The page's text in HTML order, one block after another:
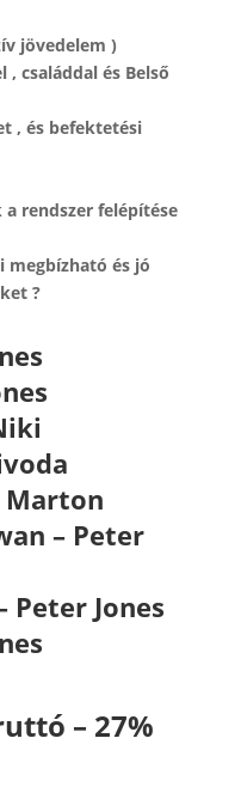
jövedelem )
, családdal és Belső
, és befektetési
a rendszer felépítése
megbízható és jó
?
– Peter
Jones
– 27%